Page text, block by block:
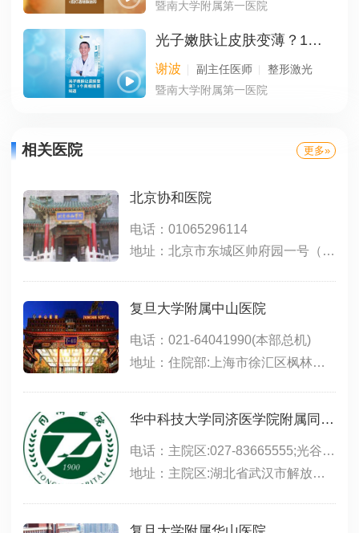
暨南大学附属第一医院
光子嫩肤让皮肤变薄？1个真相提前知道
谢波 副主任医师
整形激光
暨南大学附属第一医院
相关医院 更多»
北京协和医院
电话：01065296114
地址：北京市东城区帅府园一号（东院）；北京市西城区大木仓胡同41号（西院）
复旦大学附属中山医院
电话：021-64041990(本部总机)
地址：住院部:上海市徐汇区枫林路180号;东院:上海市徐汇区斜土路的1609号;西院:上海市徐汇区医学院路111号;特需门诊、生殖医学中心(15号楼):上海市小木桥路260号
华中科技大学同济医学院附属同济医院
电话：主院区:027-83665555;光谷院区:02763639393;中法新城:027-69378083
地址：主院区:湖北省武汉市解放大道1095号;光谷院区:武汉市东湖新技术开发区高新大道501号,位于东三环线与光谷三路之间,光谷生物城斜对面;中法新城院区:武汉市蔡甸区新天大道288号